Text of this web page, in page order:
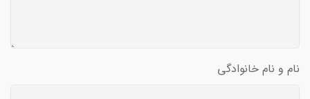
نام و نام خانوادگی